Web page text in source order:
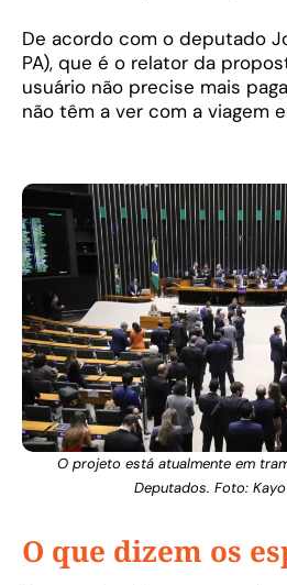
De acordo com o deputado
PA), que é o relator da
usuário não precise mais
não têm a ver com a viagem
O projeto está atualmente em
Deputados. Foto:
O que dizem os